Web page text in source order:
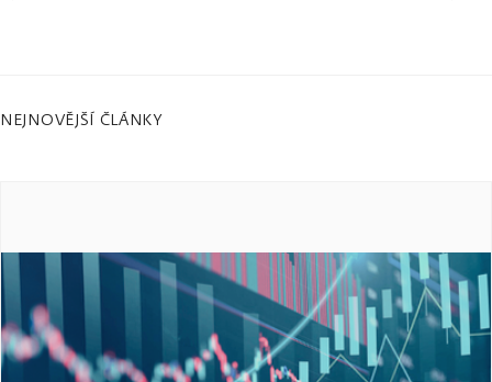
NEJNOVĚJŠÍ ČLÁNKY